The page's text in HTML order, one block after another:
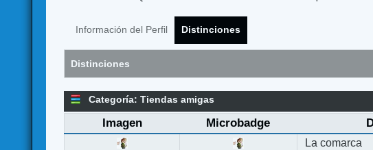
Información del Perfil Distinciones
Distinciones
Categoría: Tiendas amigas
Imagen Microbadge
La comarca